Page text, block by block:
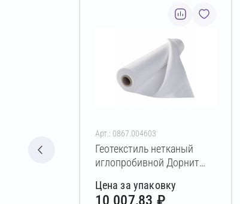
Арт.: 0867.004603
Геотекстиль нетканый
иглопробивной Дорнит
Цена за упаковку
10 007,83 ₽